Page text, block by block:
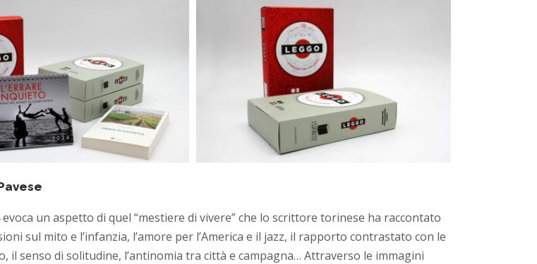
un aspetto di quel “mestiere di vivere” che lo scrittore torinese ha raccontato
sul mito e l’infanzia, l’amore per l’America e il jazz, il rapporto contrastato con le
senso di solitudine, l’antinomia tra città e campagna… Attraverso le immagini